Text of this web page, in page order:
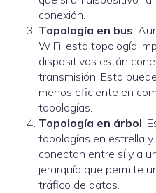
conexión.
Topología en bus:
WiFi, esta topología
dispositivos están
transmisión. Esto
menos eficiente en
topologías.
Topología en árbol:
topologías en estrella
conectan entre sí y a
jerarquía que permite
tráfico de datos.